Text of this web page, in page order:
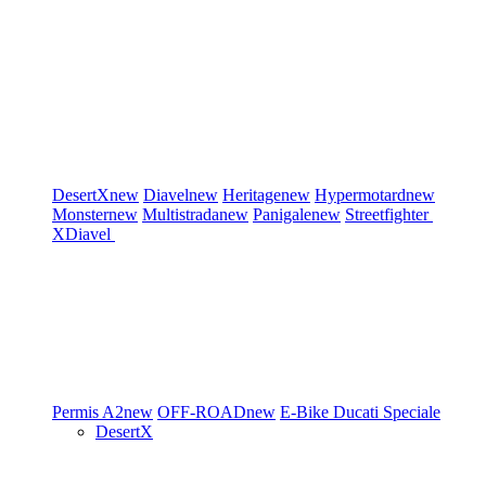
DesertXnew Diavelnew Heritagenew Hypermotardnew
Monsternew Multistradanew Panigalenew Streetfighter
XDiavel
Permis A2new OFF-ROADnew E-Bike Ducati Speciale
DesertX